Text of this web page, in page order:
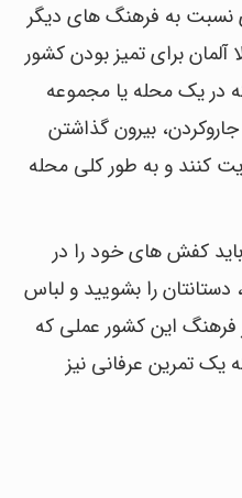
نسبت به فرهنگ های دیگر
برای تمیز بودن کشور
در یک محله یا مجموعه
بیرون گذاشتن
کنند و به طور کلی محله
کفش های خود را در
دستانتان را بشویید و لباس
فرهنگ این کشور عملی که
یک تمرین عرفانی نیز